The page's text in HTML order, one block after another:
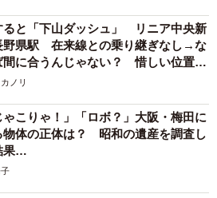
ると「下山ダッシュ」 リニア中央新
野県駅 在来線との乗り継ぎなし→な
間に合うんじゃない？ 惜しい位置関
ノリ
ゃこりゃ！」「ロボ？」大阪・梅田に
物体の正体は？ 昭和の遺産を調査し
果…